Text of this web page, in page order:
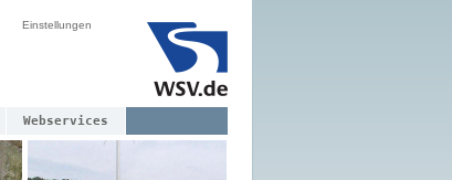
Einstellungen
Webservices